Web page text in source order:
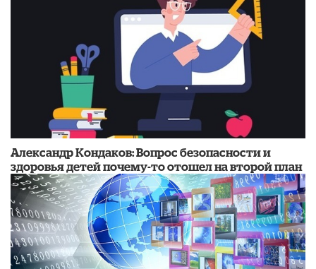
​Александр Кондаков: Вопрос безопасности и
здоровья детей почему-то отошел на второй план